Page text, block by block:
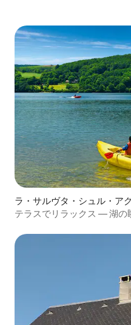
ラ・サルヴタ・シュル・ア
テラスでリラックス — 湖の